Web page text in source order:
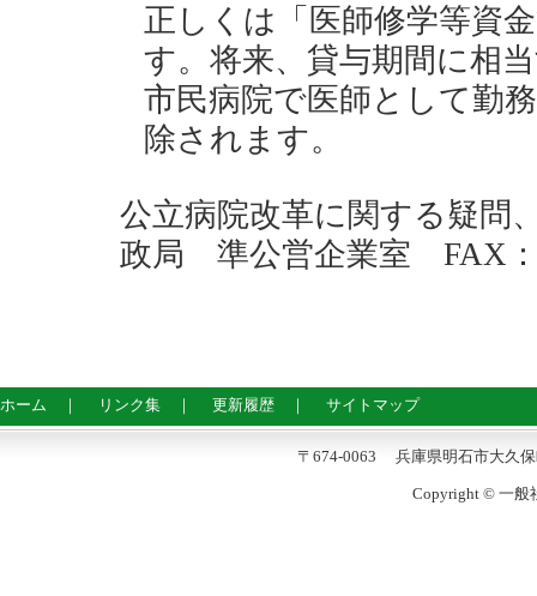
正しくは「医師修学等資
す。将来、貸与期間に相
市民病院で医師として勤
除されます。
公立病院改革に関する疑問
政局 準公営企業室 FAX：
ホーム ｜ リンク集 ｜ 更新履歴 ｜ サイトマップ
〒674-0063 兵庫県明石市大久
Copyright © 一般